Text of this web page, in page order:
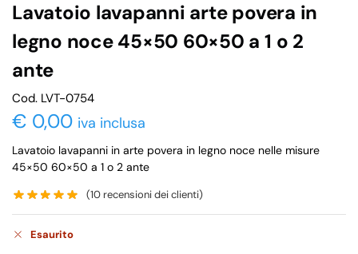
Lavatoio lavapanni arte povera in
legno noce 45×50 60×50 a 1 o 2
ante
Cod. LVT-0754
€ 0,00 iva inclusa
Lavatoio lavapanni in arte povera in legno noce nelle misure
45×50 60×50 a 1 o 2 ante
(10 recensioni dei clienti)
Esaurito